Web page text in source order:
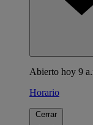
Abierto hoy 9
Horario
Cerrar